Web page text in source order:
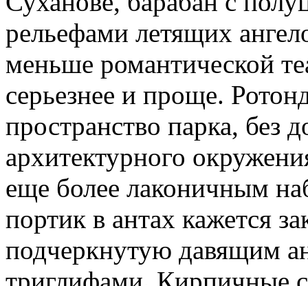
рельефами летящих
меньше романтической
серьезнее и проще.
пространство парка, без
архитектурного
еще более лаконичным
портик в антах кажется
подчеркнутую давящим